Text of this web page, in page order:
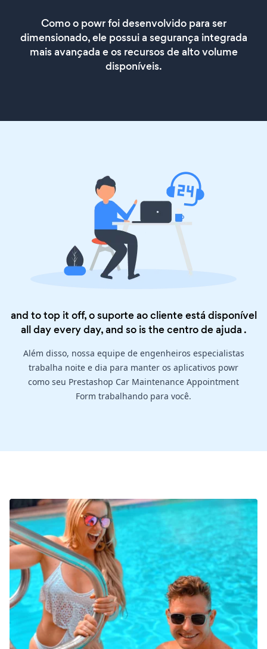
Como o powr foi desenvolvido para ser
dimensionado, ele possui a segurança integrada
mais avançada e os recursos de alto volume
disponíveis.
and to top it off, o suporte ao cliente está disponível
all day every day, and so is thecentro de ajuda .
Além disso, nossa equipe de engenheiros especialistas
trabalha noite e dia para manter os aplicativos powr
como seu Prestashop Car Maintenance Appointment
Form trabalhando para você.